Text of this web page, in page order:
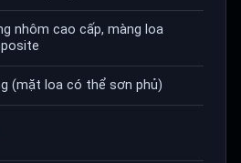
nhôm cao cấp, màng loa
(mặt loa có thể sơn phủ)